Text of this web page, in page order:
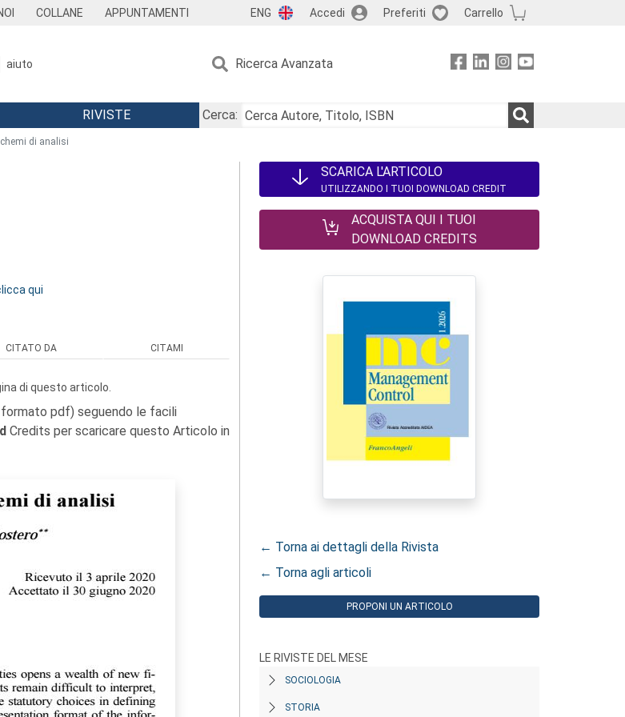
COLLANE APPUNTAMENTI ENG Accedi Preferiti Carrello
aiuto Ricerca Avanzata
RIVISTE
Cerca:
di analisi
qui
CITATO DA CITAMI
di questo articolo.
pdf) seguendo le facili
Credits per scaricare questo Articolo in
SCARICA L'ARTICOLO
UTILIZZANDO I TUOI DOWNLOAD CREDIT
ACQUISTA QUI I TUOI
DOWNLOAD CREDITS
← Torna ai dettagli della Rivista
← Torna agli articoli
PROPONI UN ARTICOLO
LE RIVISTE DEL MESE
SOCIOLOGIA
STORIA